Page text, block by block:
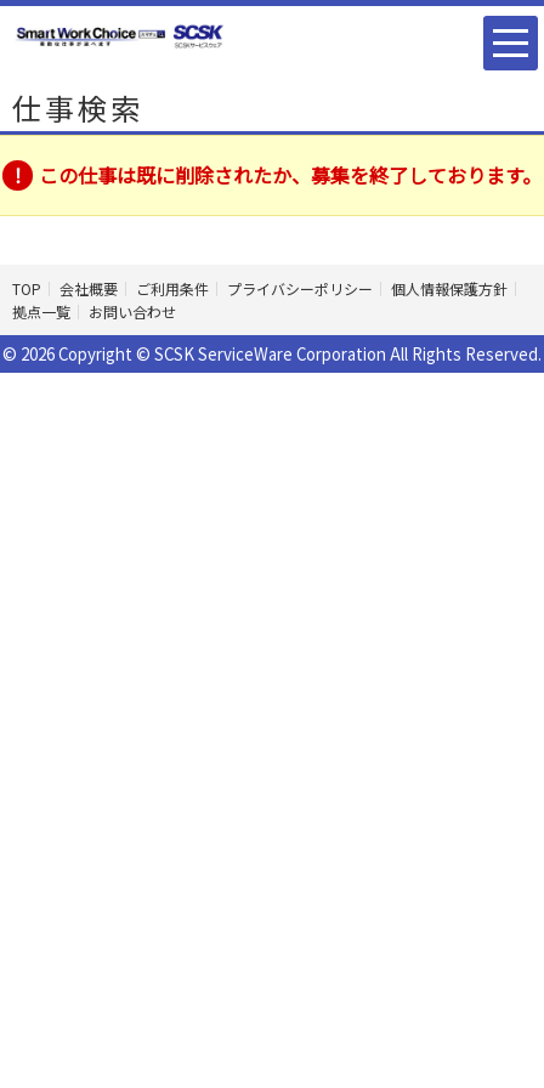
仕事検索
この仕事は既に削除されたか、募集を終了しております。
TOP 会社概要 ご利用条件 プライバシーポリシー
個人情報保護方針
拠点一覧
お問い合わせ
© 2026 Copyright © SCSK ServiceWare Corporation All Rights Reserved.